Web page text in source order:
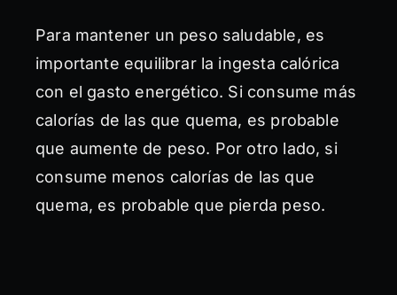
Para mantener un peso saludable, es
importante equilibrar la ingesta calórica
con el gasto energético. Si consume más
calorías de las que quema, es probable
que aumente de peso. Por otro lado, si
consume menos calorías de las que
quema, es probable que pierda peso.